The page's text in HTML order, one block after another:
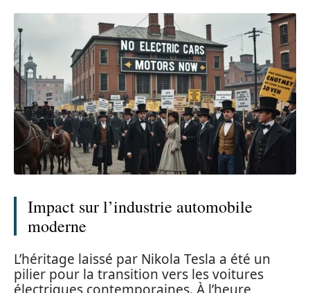
Impact sur l’industrie automobile
moderne
L’héritage laissé par Nikola Tesla a été un
pilier pour la transition vers les voitures